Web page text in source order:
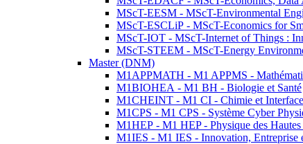
MScT-EESM - MScT-Environmental
MScT-ESCLiP - MScT-Economics for
MScT-IOT - MScT-Internet of Things :
MScT-STEEM - MScT-Energy
Master (DNM)
M1APPMATH - M1 APPMS -
M1BIOHEA - M1 BH - Biologie et Santé
M1CHEINT - M1 CI - Chimie et
M1CPS - M1 CPS - Système Cyber
M1HEP - M1 HEP - Physique des Hautes
M1IES - M1 IES - Innovation, Entreprise